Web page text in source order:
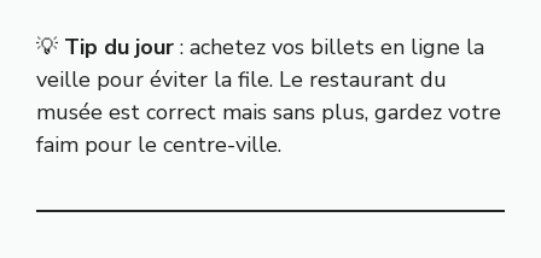
💡 Tip du jour : achetez vos billets en ligne la
veille pour éviter la file. Le restaurant du
musée est correct mais sans plus, gardez votre
faim pour le centre-ville.